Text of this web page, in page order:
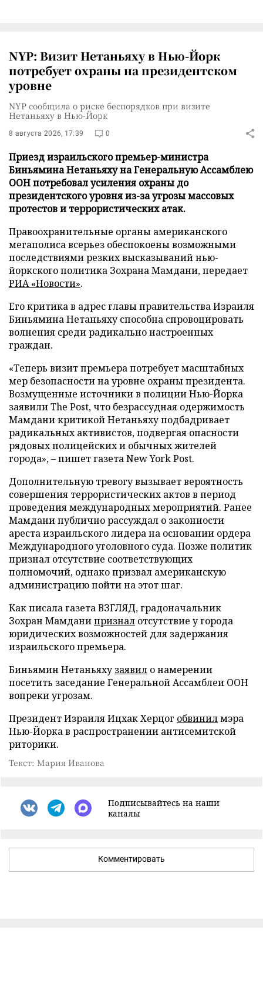
NYP: Визит Нетаньяху в Нью-Йорк
потребует охраны на президентском
уровне
NYP сообщила о риске беспорядков при визите
Нетаньяху в Нью-Йорк
8 августа 2026, 17:39 0
Приезд израильского премьер-министра
Биньямина Нетаньяху на Генеральную Ассамблею
ООН потребовал усиления охраны до
президентского уровня из-за угрозы массовых
протестов и террористических атак.
Правоохранительные органы американского
мегаполиса всерьез обеспокоены возможными
последствиями резких высказываний нью-
йоркского политика Зохрана Мамдани, передает
РИА «Новости».
Его критика в адрес главы правительства Израиля
Биньямина Нетаньяху способна спровоцировать
волнения среди радикально настроенных
граждан.
«Теперь визит премьера потребует масштабных
мер безопасности на уровне охраны президента.
Возмущенные источники в полиции Нью-Йорка
заявили The Post, что безрассудная одержимость
Мамдани критикой Нетаньяху подбадривает
радикальных активистов, подвергая опасности
рядовых полицейских и обычных жителей
города», – пишет газета New York Post.
Дополнительную тревогу вызывает вероятность
совершения террористических актов в период
проведения международных мероприятий. Ранее
Мамдани публично рассуждал о законности
ареста израильского лидера на основании ордера
Международного уголовного суда. Позже политик
признал отсутствие соответствующих
полномочий, однако призвал американскую
администрацию пойти на этот шаг.
Как писала газета ВЗГЛЯД, градоначальник
Зохран Мамданипризнал отсутствие у города
юридических возможностей для задержания
израильского премьера.
Биньямин Нетаньяхузаявил о намерении
посетить заседание Генеральной Ассамблеи ООН
вопреки угрозам.
Президент Израиля Ицхак Херцог обвинилмэра
Нью-Йорка в распространении антисемитской
риторики.
Текст: Мария Иванова
Подписывайтесь на наши
каналы
Комментировать